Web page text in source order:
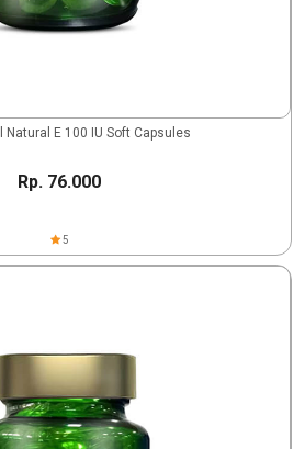
Natural E 100 IU Soft Capsules
Rp. 76.000
5